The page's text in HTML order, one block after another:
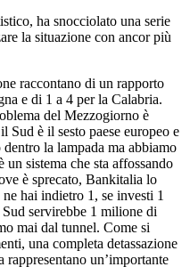
ha snocciolato una serie
la situazione con ancor più
raccontano di un rapporto
e di 1 a 4 per la Calabria.
del Mezzogiorno è
è il sesto paese europeo e
la lampada ma abbiamo
sistema che sta affossando
è sprecato, Bankitalia lo
hai indietro 1, se investi 1
servirebbe 1 milione di
mai dal tunnel. Come si
una completa detassazione
un’importante